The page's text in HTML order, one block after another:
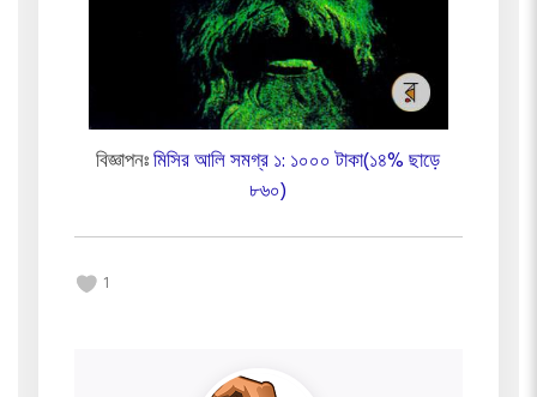
বিজ্ঞাপনঃমিসির আলি সমগ্র ১: ১০০০ টাকা(১৪% ছাড়ে
৮৬০)
1